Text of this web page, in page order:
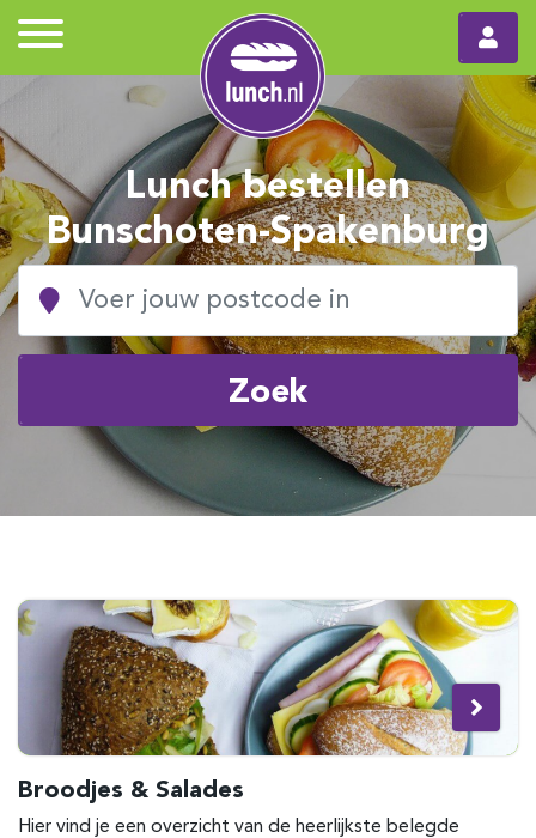
Lunch bestellen
Bunschoten-Spakenburg
Zoek
Broodjes & Salades
Hier vind je een overzicht van de heerlijkste belegde